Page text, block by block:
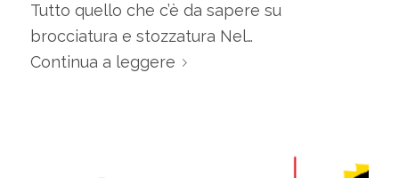
Tutto quello che c’è da sapere su
brocciatura e stozzatura Nel…
Continua a leggere